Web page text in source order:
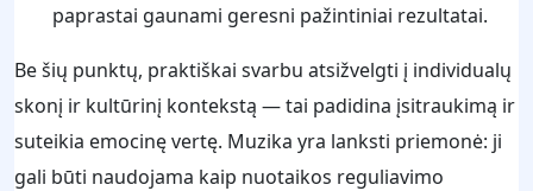
paprastai gaunami geresni pažintiniai rezultatai.
Be šių punktų, praktiškai svarbu atsižvelgti į individualų
skonį ir kultūrinį kontekstą — tai padidina įsitraukimą ir
suteikia emocinę vertę. Muzika yra lanksti priemonė: ji
gali būti naudojama kaip nuotaikos reguliavimo